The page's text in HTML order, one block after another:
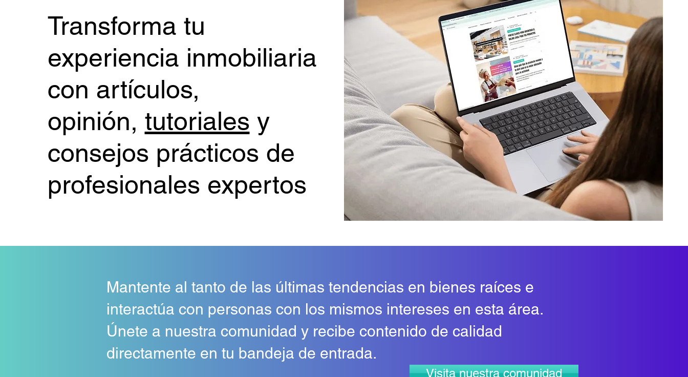
Transforma tu
experiencia inmobiliaria
con artículos,
opinión, tutoriales y
consejos prácticos de
profesionales expertos
Mantente al tanto de las últimas tendencias en bienes raíces e
interactúa con personas con los mismos intereses en esta área.
Únete a nuestra comunidad y recibe contenido de calidad
directamente en tu bandeja de entrada.
Visita nuestra comunidad